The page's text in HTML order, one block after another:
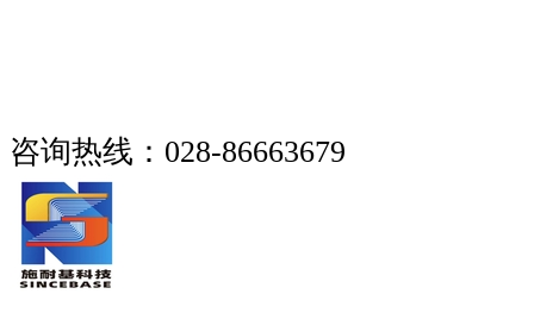
咨询热线：028-86663679